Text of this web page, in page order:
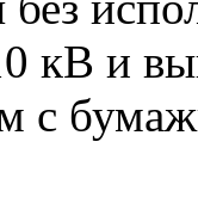
кВ и
с